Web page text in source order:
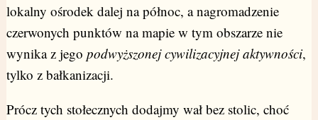
lokalny ośrodek dalej na północ, a nagromadzenie
czerwonych punktów na mapie w tym obszarze nie
wynika z jego podwyższonej cywilizacyjnej aktywności,
tylko z bałkanizacji.
Prócz tych stołecznych dodajmy wał bez stolic, choć